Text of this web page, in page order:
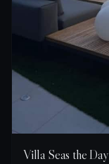
Villa Seas the Day